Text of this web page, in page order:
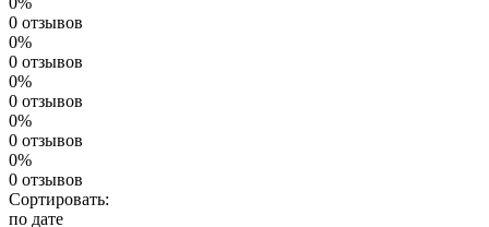
0 отзывов
0%
0 отзывов
0%
0 отзывов
0%
0 отзывов
0%
0 отзывов
Сортировать:
по дате